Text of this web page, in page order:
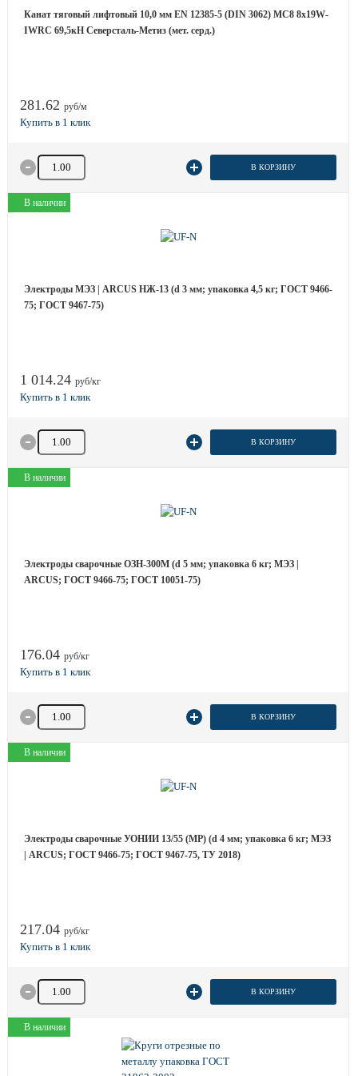
Канат тяговый лифтовый 10,0 мм EN 12385-5 (DIN 3062) МС8 8х19W-
IWRC 69,5кН Северсталь-Метиз (мет. серд.)
281.62 руб/м
Количество товара В КОРЗИНУ
В наличии
Электроды МЭЗ | ARCUS НЖ-13 (d 3 мм; упаковка 4,5 кг; ГОСТ 9466-
75; ГОСТ 9467-75)
1 014.24 руб/кг
Количество товара В КОРЗИНУ
В наличии
Электроды сварочные ОЗН-300М (d 5 мм; упаковка 6 кг; МЭЗ |
ARCUS; ГОСТ 9466-75; ГОСТ 10051-75)
176.04 руб/кг
Количество товара В КОРЗИНУ
В наличии
Электроды сварочные УОНИИ 13/55 (МР) (d 4 мм; упаковка 6 кг; МЭЗ
| ARCUS; ГОСТ 9466-75; ГОСТ 9467-75, ТУ 2018)
217.04 руб/кг
Количество товара В КОРЗИНУ
В наличии